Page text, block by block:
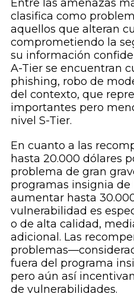
Entre las amenazas
clasifica como
aquellos que alteran
comprometiendo la
su información
A-Tier se encuentran
phishing, robo de
del contexto, que
importantes pero
nivel S-Tier.
En cuanto a las
hasta 20.000 dólares
problema de gran
programas insignia de
aumentar hasta
vulnerabilidad es
o de alta calidad,
adicional. Las
fuera del programa
pero aún así
de vulnerabilidades.